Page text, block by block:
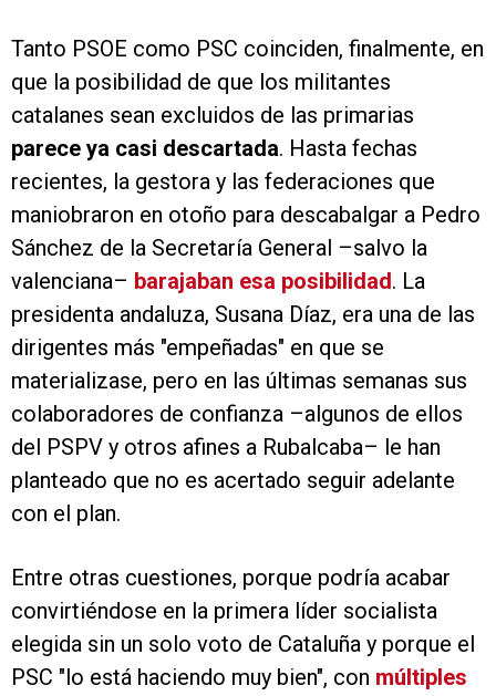
Tanto PSOE como PSC coinciden, finalmente, en
que la posibilidad de que los militantes
catalanes sean excluidos de las primarias
parece ya casi descartada. Hasta fechas
recientes, la gestora y las federaciones que
maniobraron en otoño para descabalgar a Pedro
Sánchez de la Secretaría General –salvo la
valenciana– barajaban esa posibilidad. La
presidenta andaluza, Susana Díaz, era una de las
dirigentes más "empeñadas" en que se
materializase, pero en las últimas semanas sus
colaboradores de confianza –algunos de ellos
del PSPV y otros afines a Rubalcaba– le han
planteado que no es acertado seguir adelante
con el plan.
Entre otras cuestiones, porque podría acabar
convirtiéndose en la primera líder socialista
elegida sin un solo voto de Cataluña y porque el
PSC "lo está haciendo muy bien", con múltiples